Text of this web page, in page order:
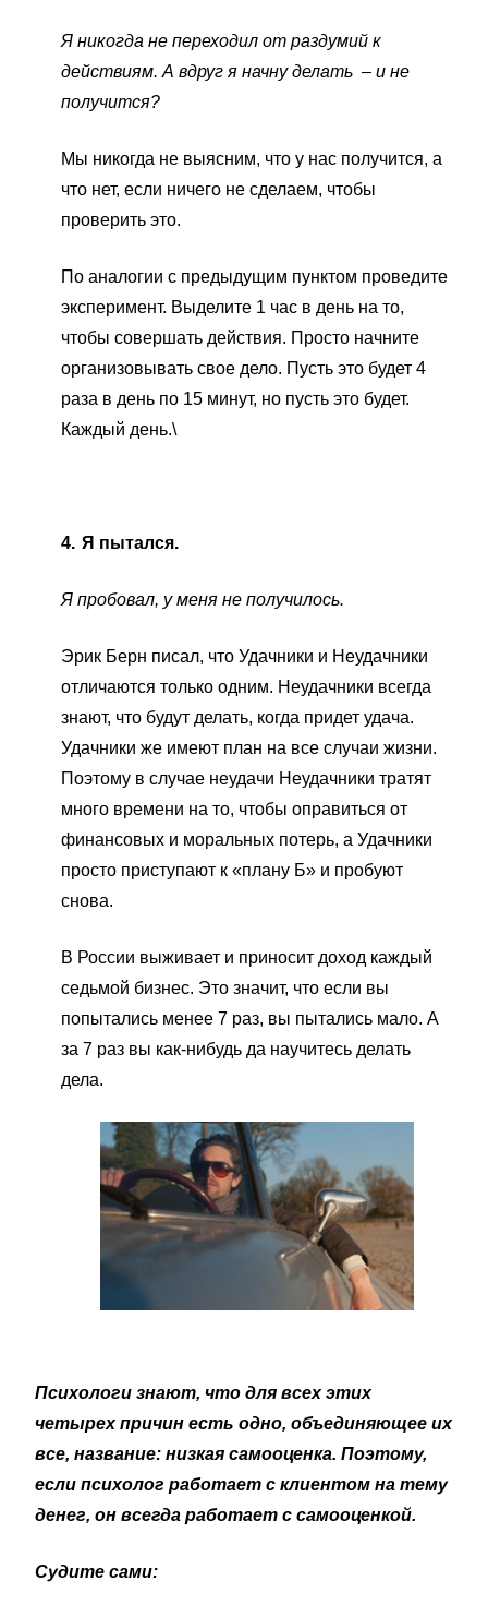
Я никогда не переходил от раздумий к
действиям. А вдруг я начну делать – и не
получится?
Мы никогда не выясним, что у нас получится, а
что нет, если ничего не сделаем, чтобы
проверить это.
По аналогии с предыдущим пунктом проведите
эксперимент. Выделите 1 час в день на то,
чтобы совершать действия. Просто начните
организовывать свое дело. Пусть это будет 4
раза в день по 15 минут, но пусть это будет.
Каждый день.\
4. Я пытался.
Я пробовал, у меня не получилось.
Эрик Берн писал, что Удачники и Неудачники
отличаются только одним. Неудачники всегда
знают, что будут делать, когда придет удача.
Удачники же имеют план на все случаи жизни.
Поэтому в случае неудачи Неудачники тратят
много времени на то, чтобы оправиться от
финансовых и моральных потерь, а Удачники
просто приступают к «плану Б» и пробуют
снова.
В России выживает и приносит доход каждый
седьмой бизнес. Это значит, что если вы
попытались менее 7 раз, вы пытались мало. А
за 7 раз вы как-нибудь да научитесь делать
дела.
Психологи знают, что для всех этих
четырех причин есть одно, объединяющее их
все, название: низкая самооценка. Поэтому,
если психолог работает с клиентом на тему
денег, он всегда работает с самооценкой.
Судите сами: